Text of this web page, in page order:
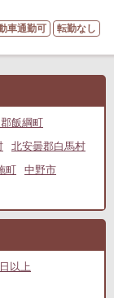
車通勤可 転勤なし
飯綱町
北安曇郡白馬村
町
中野市
以上